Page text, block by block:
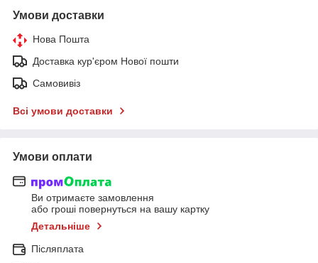
Умови доставки
Нова Пошта
Доставка кур'єром Нової пошти
Самовивіз
Всі умови доставки
Умови оплати
Ви отримаєте замовлення
або гроші повернуться на вашу картку
Детальніше
Післяплата